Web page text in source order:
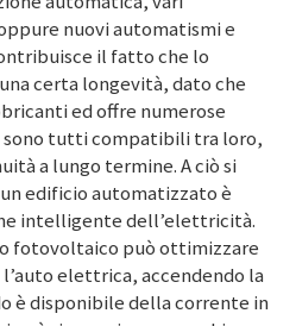
nuovi automatismi e
il fatto che lo
certa longevità, dato che
ed offre numerose
tutti compatibili tra loro,
a lungo termine. A ciò si
edificio automatizzato è
intelligente dell’elettricità.
fotovoltaico può ottimizzare
elettrica, accendendo la
è disponibile della corrente in